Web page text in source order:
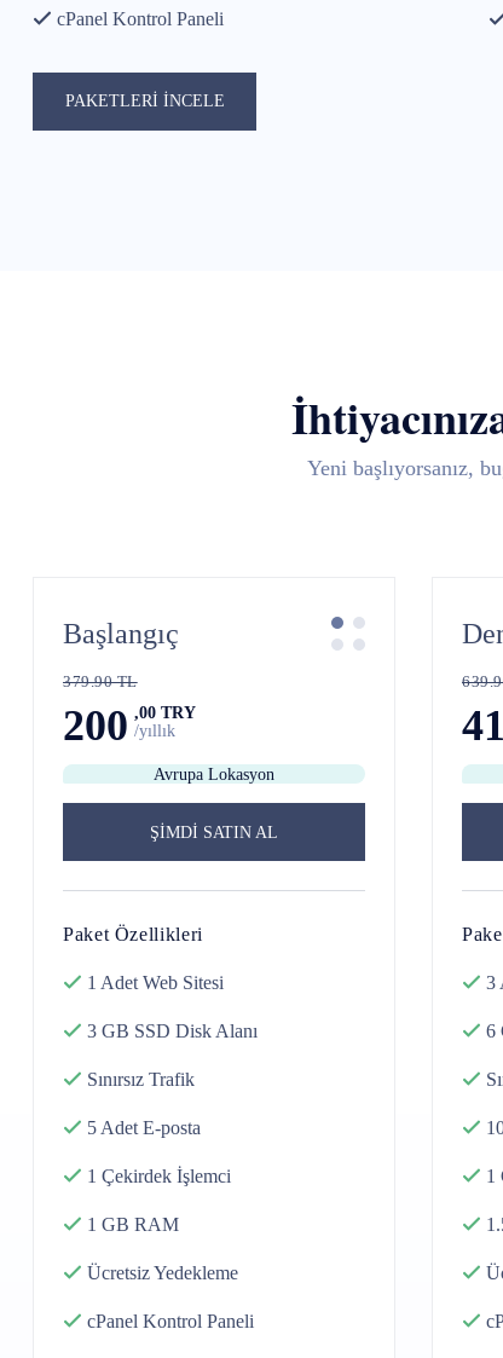
cPanel Kontrol Paneli
PAKETLERİ İNCELE
Yeni başlıyorsanız,
Başlangıç
379.90 TL
200 ,00 TRY
/yıllık
Avrupa Lokasyon
ŞİMDİ SATIN AL
Paket Özellikleri
1 Adet Web Sitesi
3 GB SSD Disk Alanı
Sınırsız Trafik
5 Adet E-posta
1 Çekirdek İşlemci
1 GB RAM
ÜcretsizYedekleme
cPanel Kontrol Paneli
3
6
1